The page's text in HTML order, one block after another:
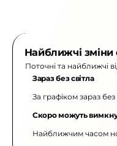
Найближчі зміни
Поточні та найближчі
Зараз без світла
За графіком зараз
Скоро можуть
Найближчим часом